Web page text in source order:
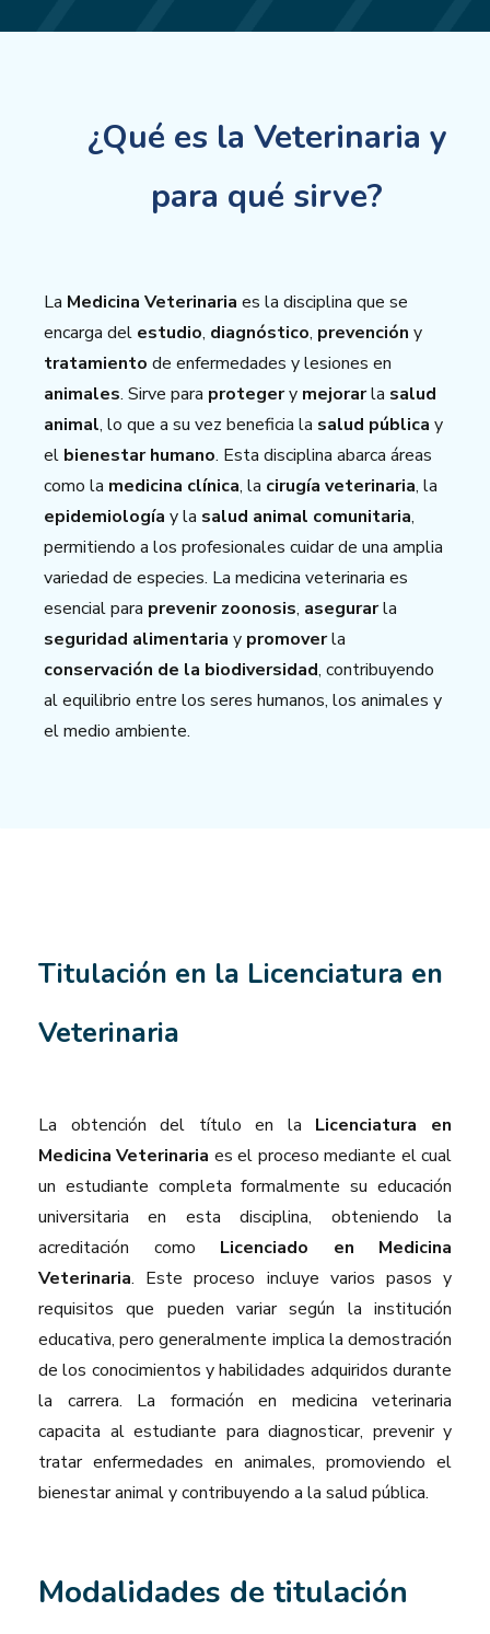
¿Qué es la Veterinaria y
para qué sirve?
La Medicina Veterinaria es la disciplina que se
encarga del estudio, diagnóstico, prevención y
tratamiento de enfermedades y lesiones en
animales. Sirve para protegery mejorarla salud
animal, lo que a su vez beneficia la salud pública y
el bienestar humano. Esta disciplina abarca áreas
como la medicina clínica, la cirugía veterinaria, la
epidemiología y la salud animal comunitaria,
permitiendo a los profesionales cuidar de una amplia
variedad de especies. La medicina veterinaria es
esencial para prevenir zoonosis, asegurarla
seguridad alimentaria y promoverla
conservación de la biodiversidad, contribuyendo
al equilibrio entre los seres humanos, los animales y
el medio ambiente.
Titulación en la Licenciatura en
Veterinaria
La obtención del título en la Licenciatura en
Medicina Veterinaria es el proceso mediante el cual
un estudiante completa formalmente su educación
universitaria en esta disciplina, obteniendo la
acreditación como Licenciado en Medicina
Veterinaria. Este proceso incluye varios pasos y
requisitos que pueden variar según la institución
educativa, pero generalmente implica la demostración
de los conocimientos y habilidades adquiridos durante
la carrera. La formación en medicina veterinaria
capacita al estudiante para diagnosticar, prevenir y
tratar enfermedades en animales, promoviendo el
bienestar animal y contribuyendo a la salud pública.
Modalidades de titulación